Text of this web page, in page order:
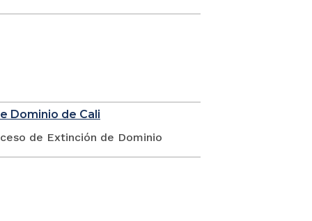
Dominio de Cali
de Extinción de Dominio